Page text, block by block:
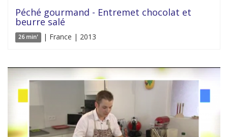
Péché gourmand - Entremet chocolat et
beurre salé
26 min' | France | 2013